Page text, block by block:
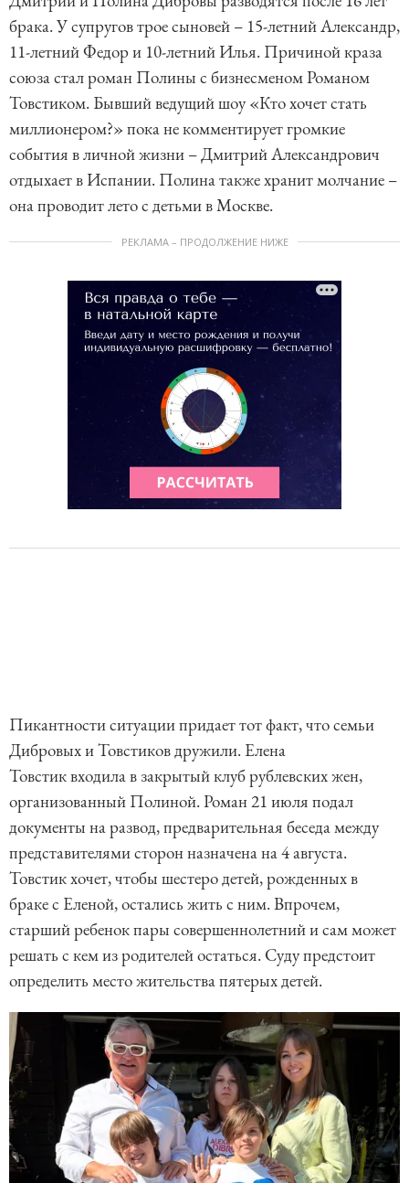
брака. У супругов трое сыновей – 15-летний Александр,
11-летний Федор и 10-летний Илья. Причиной краза
союза стал роман Полины с бизнесменом Романом
Товстиком. Бывший ведущий шоу «Кто хочет стать
миллионером?» пока не комментирует громкие
события в личной жизни – Дмитрий Александрович
отдыхает в Испании. Полина также хранит молчание –
она проводит лето с детьми в Москве.
РЕКЛАМА – ПРОДОЛЖЕНИЕ НИЖЕ
Пикантности ситуации придает тот факт, что семьи
Дибровых и Товстиков дружили. Елена
Товстик входила в закрытый клуб рублевских жен,
организованный Полиной. Роман 21 июля подал
документы на развод, предварительная беседа между
представителями сторон назначена на 4 августа.
Товстик хочет, чтобы шестеро детей, рожденных в
браке с Еленой, остались жить с ним. Впрочем,
старший ребенок пары совершеннолетний и сам может
решать с кем из родителей остаться. Суду предстоит
определить место жительства пятерых детей.